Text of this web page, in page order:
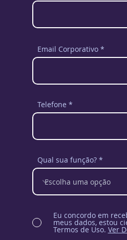
Email Corporativo
Telefone
Qual sua função?
Eu concordo em
meus dados, estou
Termos de Uso. Ver